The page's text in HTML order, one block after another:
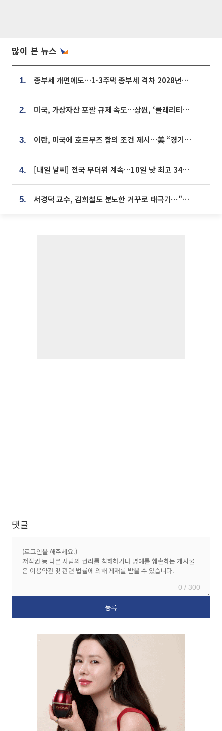
많이 본 뉴스
1. 종부세 개편에도…1·3주택 종부세 격차 2028년부터 확대
2. 미국, 가상자산 포괄 규제 속도…상원, ‘클래리티법’ 9월 절차투표 추진
3. 이란, 미국에 호르무즈 합의 조건 제시…美 “경기 아직 안 끝나” [종합]
4. [내일 날씨] 전국 무더위 계속…10일 낮 최고 34도 육박
5. 서경덕 교수, 김희철도 분노한 거꾸로 태극기⋯"엉터리는 아냐, 아쉬울 뿐"
댓글
0 / 300